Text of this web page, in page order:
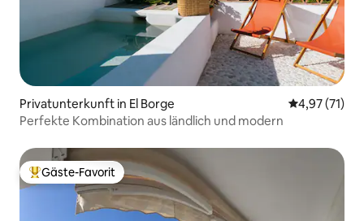
Privatunterkunft in El Borge
4,97 (71)
Perfekte Kombination aus ländlich und modern
Beliebter Gäste-Favorit.
Gäste-Favorit